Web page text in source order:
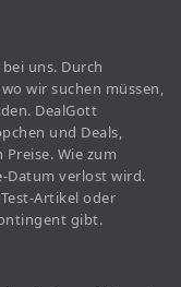
uns. Durch
wir suchen müssen,
DealGott
und Deals,
Wie zum
Datum verlost wird.
Artikel oder
gibt.